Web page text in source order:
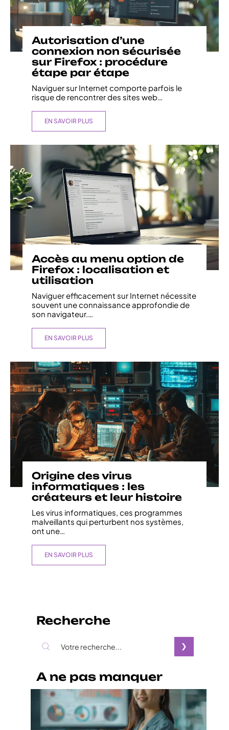
Autorisation d’une
connexion non sécurisée
sur Firefox : procédure
étape par étape
Naviguer sur Internet comporte parfois le
risque de rencontrer des sites web…
EN SAVOIR PLUS
Accès au menu option de
Firefox : localisation et
utilisation
Naviguer efficacement sur Internet nécessite
souvent une connaissance approfondie de
son navigateur.…
EN SAVOIR PLUS
Origine des virus
informatiques : les
créateurs et leur histoire
Les virus informatiques, ces programmes
malveillants qui perturbent nos systèmes,
ont une
EN SAVOIR PLUS
Recherche
A ne pas manquer